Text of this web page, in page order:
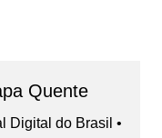
Quente
Digital do Brasil •